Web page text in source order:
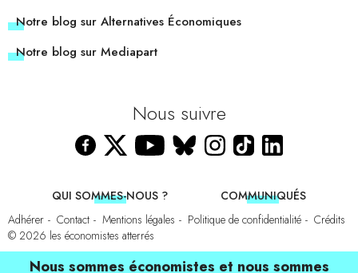
Notre blog sur Alternatives Économiques
Notre blog sur Mediapart
Nous suivre
QUI SOMMES-NOUS ?
COMMUNIQUÉS
Adhérer
Contact Mentions légales Politique de confidentialité
Crédits
© 2026 les économistes atterrés
Nous sommes économistes et nous sommes